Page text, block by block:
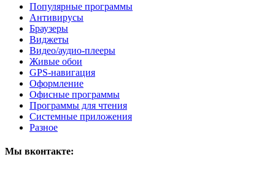
Популярные программы
Антивирусы
Браузеры
Виджеты
Видео/аудио-плееры
Живые обои
GPS-навигация
Оформление
Офисные программы
Программы для чтения
Системные приложения
Разное
Мы вконтакте: